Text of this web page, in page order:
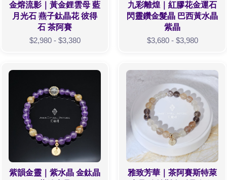
金熔流影｜黃金鋰雲母 藍
月光石 燕子鈦晶花 彼得
石 茶阿賽
$2,980 - $3,380
九彩離煌｜紅膠花金運石
閃靈鑽金髮晶 巴西黃水晶
紫晶
$3,680 - $3,980
紫韻金靈｜紫水晶 金鈦晶
雅致芳華｜茶阿賽斯特萊